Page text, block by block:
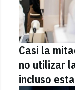
Casi la
no utilizar
incluso